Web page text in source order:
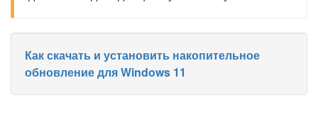
Как скачать и установить накопительное
обновление для Windows 11